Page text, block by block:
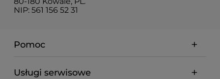
NIP: 561 156 52 31
Pomoc
Usługi serwisowe